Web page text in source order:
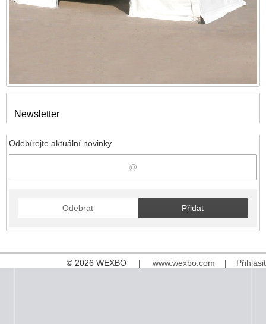
Newsletter
Odebírejte aktuální novinky
Odebrat Přidat
© 2026 WEXBO | www.wexbo.com | Přihlásit